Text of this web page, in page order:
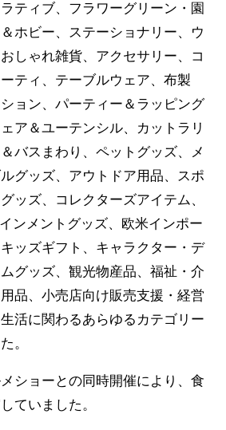
ティブ、フラワーグリーン・園
ホビー、ステーショナリー、ウ
しゃれ雑貨、アクセサリー、コ
ティ、テーブルウェア、布製
ョン、パーティー＆ラッピング
ア＆ユーテンシル、カットラリ
バスまわり、ペットグッズ、メ
グッズ、アウトドア用品、スポ
ッズ、コレクターズアイテム、
ンメントグッズ、欧米インポー
ッズギフト、キャラクター・デ
グッズ、観光物産品、福祉・介
品、小売店向け販売支援・経営
活に関わるあらゆるカテゴリー
。
ショーとの同時開催により、食
ていました。